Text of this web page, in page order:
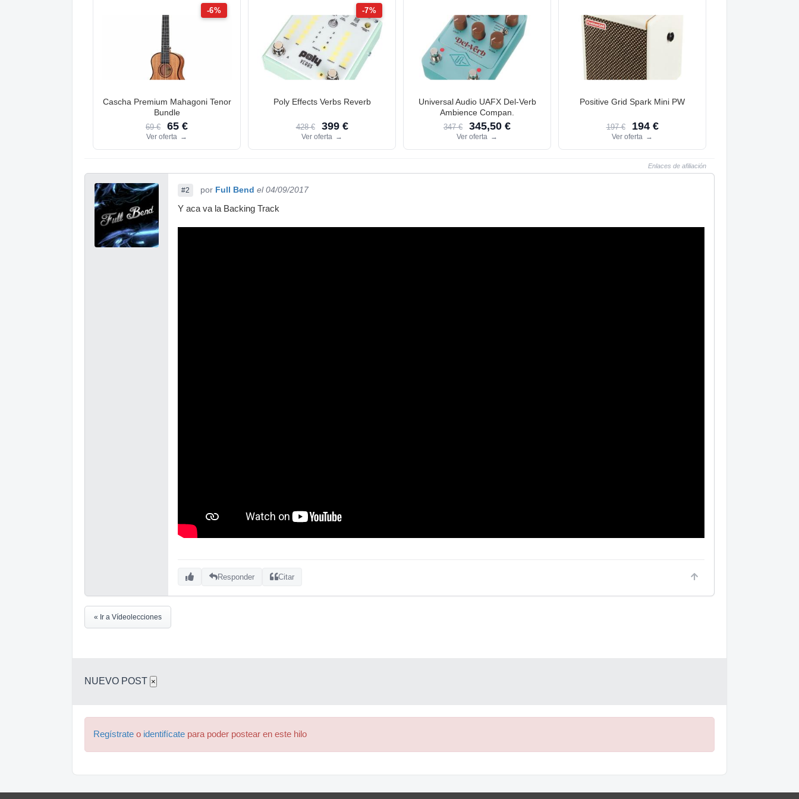
-6%
Cascha Premium Mahagoni Tenor
Bundle
69 € 65 €
Ver oferta →
-7%
Poly Effects Verbs Reverb
428 € 399 €
Ver oferta →
Universal Audio UAFX Del-Verb
Ambience Compan.
347 € 345,50 €
Ver oferta →
Positive Grid Spark Mini PW
197 € 194 €
Ver oferta →
Enlaces de afiliación
#2 por Full Bend el 04/09/2017
Y aca va la Backing Track
Responder Citar
« Ir a Vídeolecciones
NUEVO POST ×
Regístrate o identifícate para poder postear en este hilo